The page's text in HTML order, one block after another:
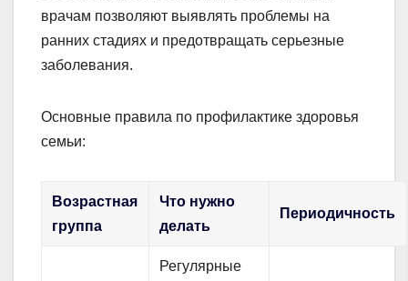
врачам позволяют выявлять проблемы на
ранних стадиях и предотвращать серьезные
заболевания.
Основные правила по профилактике здоровья
семьи:
Возрастная
группа
Что нужно
делать
Периодичность
Регулярные